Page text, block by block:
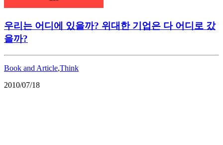
우리는 어디에 있을까? 위대한 기업은 다 어디로 갔
을까?
Book and Article,Think
2010/07/18